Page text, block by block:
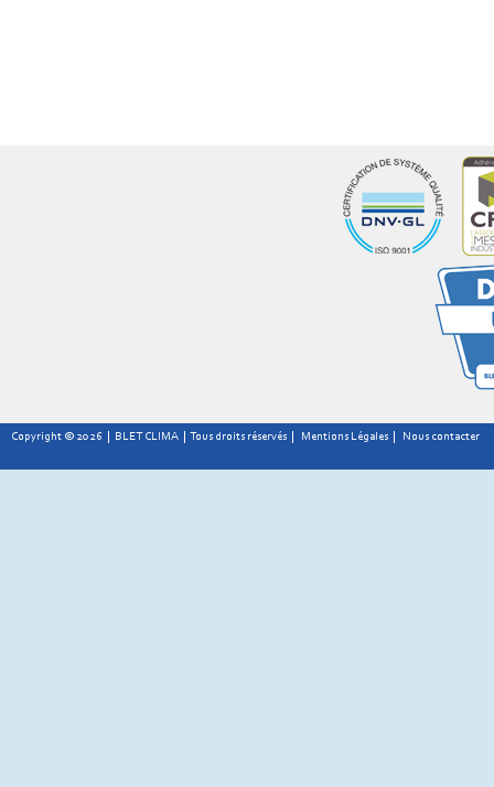
Copyright © 2026 | BLET CLIMA | Tous droits réservés | Mentions Légales Nous contacter